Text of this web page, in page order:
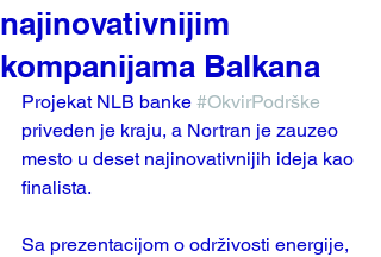
najinovativnijim
kompanijama Balkana
Projekat NLB banke #OkvirPodrške
priveden je kraju, a Nortran je zauzeo
mesto u deset najinovativnijih ideja kao
finalista.
Sa prezentacijom o održivosti energije,